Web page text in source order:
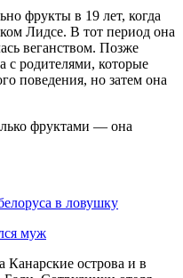
фрукты в 19 лет, когда
Лидсе. В тот период она
веганством. Позже
с родителями, которые
поведения, но затем она
в ловушку
муж
Канарские острова и в